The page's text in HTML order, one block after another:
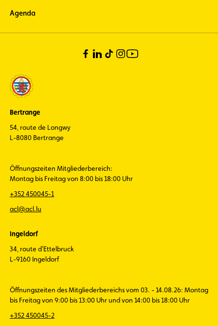
Agenda
Bertrange
54, route de Longwy
L-8080 Bertrange
Öffnungszeiten Mitgliederbereich:
Montag bis Freitag von 8:00 bis 18:00 Uhr
+352 450045-1
acl@acl.lu
Ingeldorf
34, route d'Ettelbruck
L-9160 Ingeldorf
Öffnungszeiten des Mitgliederbereichs vom 03. - 14.08.26: Montag
bis Freitag von 9:00 bis 13:00 Uhr und von 14:00 bis 18:00 Uhr
+352 450045-2